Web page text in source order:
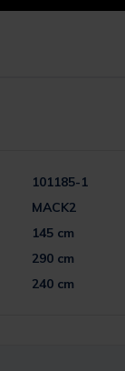
101185-1
MACK2
145 cm
290 cm
240 cm